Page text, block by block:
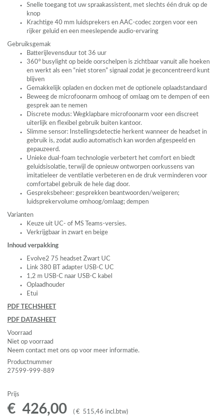
Snelle toegang tot uw spraakassistent, met slechts één druk op de
knop
Krachtige 40 mm luidsprekers en AAC-codec zorgen voor een
rijker geluid en een meeslepende audio-ervaring
Gebruiksgemak
Batterijlevensduur tot 36 uur
360° busylight op beide oorschelpen is zichtbaar vanuit alle hoeken
en werkt als een “niet storen” signaal zodat je geconcentreerd kunt
blijven
Gemakkelijk opladen en docken met de optionele oplaadstandaard
Beweeg de microfoonarm omhoog of omlaag om te dempen of een
gesprek aan te nemen
Discrete modus: Wegklapbare microfoonarm voor een discreet
uiterlijk en flexibel gebruik buiten kantoor.
Slimme sensor: Instellingsdetectie herkent wanneer de headset in
gebruik is, zodat audio automatisch kan worden afgespeeld en
gepauzeerd.
Unieke dual-foam technologie verbetert het comfort en biedt
geluidsisolatie, terwijl de opnieuw ontworpen oorkussens van
imitatieleer de ventilatie verbeteren en de druk verminderen voor
comfortabel gebruik de hele dag door.
Gespreksbeheer: gesprekken beantwoorden/weigeren;
luidsprekervolume omhoog/omlaag; dempen
Varianten
Keuze uit UC- of MS Teams-versies.
Verkrijgbaar in zwart en beige
Inhoud verpakking
Evolve2 75 headset Zwart UC
Link 380 BT adapter USB-C UC
1,2 m USB-C naar USB-C kabel
Oplaadhouder
Etui
PDF TECHSHEET
PDF DATASHEET
Voorraad
Niet op voorraad
Neem contact met ons op voor meer informatie.
Productnummer
27599-999-889
Prijs
€ 426,00 ( € 515,46 incl.btw)